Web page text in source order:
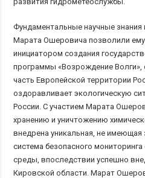
Фундаментальные научные знания
Марата Ошеровича позволили
инициатором создания
программы «Возрождение
часть Европейской территории
оздоравливает экологическую
России. С участием Марата
хранению и уничтожению
внедрена уникальная, не имеющая
система безопасного
среды, впоследствии успешно
Кировской области. Марат